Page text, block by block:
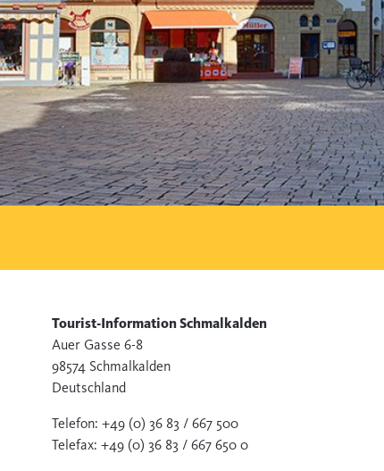
Tourist-Information Schmalkalden
Auer Gasse 6-8
98574 Schmalkalden
Deutschland
Telefon: +49 (0) 36 83 / 667 500
Telefax: +49 (0) 36 83 / 667 650 0